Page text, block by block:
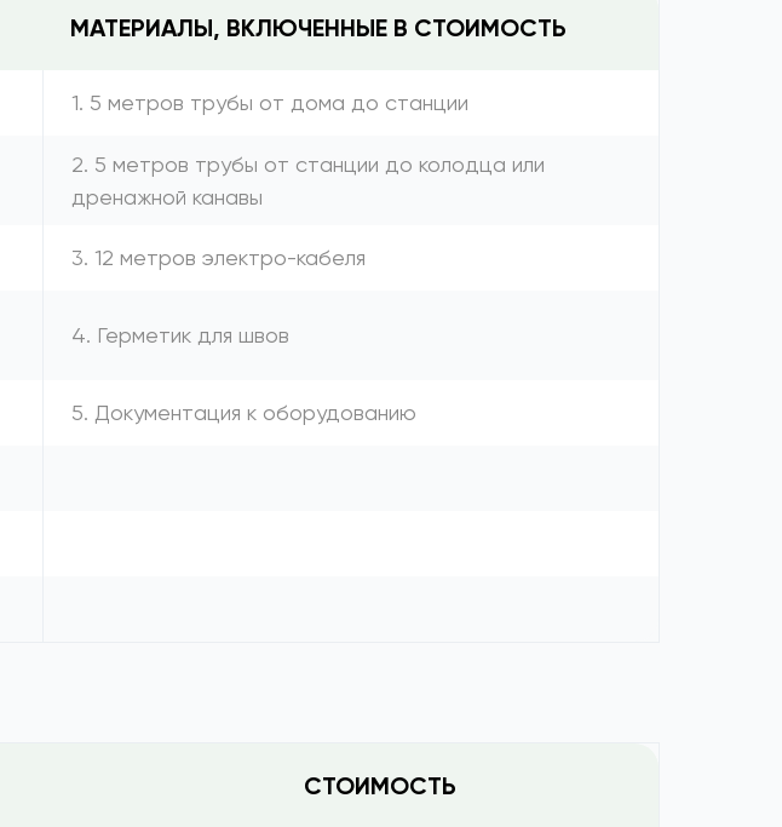
МАТЕРИАЛЫ, ВКЛЮЧЕННЫЕ В СТОИМОСТЬ
1. 5 метров трубы от дома до станции
2. 5 метров трубы от станции до колодца или
дренажной канавы
3. 12 метров электро-кабеля
4. Герметик для швов
5. Документация к оборудованию
СТОИМОСТЬ